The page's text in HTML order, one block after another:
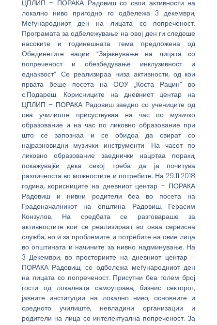
ЦПЛИП – ПОРАКА Радовиш со свои активности на
локално ниво пригодно го одбележа 3 декември,
Меѓународниот ден на лицата со попреченост.
Програмата за одбележување на овој ден ги следеше
насоките и годинешната тема предложена од
Обединетите нации “Зајакнување на лицата со
попреченост и обезбедување инклузивност и
еднаквост”. Се реализираа низа активности, од кои
првата беше посета на ООУ „Коста Рацин” во
с.Подареш. Корисниците на дневниот центар на
ЦПЛИП – ПОРАКА Радовиш заедно со учениците од
ова училиште присуствуваа на час по музичко
образование и на час по ликовно образование при
што се запознаа и се обидоа да свират со
најразновидни музички инструменти. На часот по
ликовно образование заеднички нацртаа пораки,
покажувајќи дека секој треба да ја почитува
различноста во можностите и потребите. На 29.11.2018
година, корисниците на дневниот центар – ПОРАКА
Радовиш и нивни родители беа во посета на
Градоначалникот на општина Радовиш, Герасим
Конзулов. На средбата се разговараше за
активностите кои се реализираат во оваа сервисна
служба, но и за проблемите и потребите на овие лица
во општината и начините за нивно надминување. На
3 Декември, во просториите на дневниот центар –
ПОРАКА Радовиш, се одбележа меѓународниот ден
на лицата со попреченост. Присутни беа голем број
гости од локалната самоуправа, бизнис секторот,
јавните институции на локално ниво, основните и
средното училиште, невладини организации и
родители на лица со интелектуална попреченост. За